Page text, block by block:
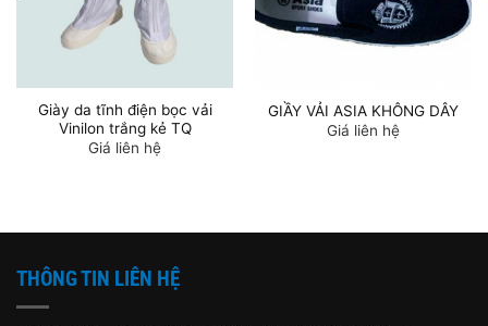
Giày da tĩnh điện bọc vải
Vinilon trắng kẻ TQ
Giá liên hệ
GIẦY VẢI ASIA KHÔNG DÂY
Giá liên hệ
THÔNG TIN LIÊN HỆ